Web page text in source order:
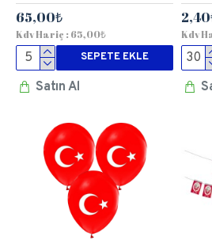
65,00₺
Kdv Hariç : 65,00₺
SEPETE EKLE
Satın Al
Kdv